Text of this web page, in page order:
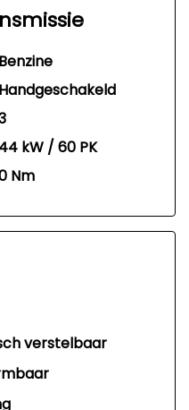
Benzine
Handgeschakeld
44 kW / 60 PK
Nm
verstelbaar